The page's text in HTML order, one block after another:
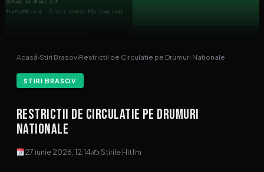
Acasă›Stiri Brasov›Restrictii de Circulatie pe Drumuri Nationale
STIRI BRASOV
Restrictii de Circulatie pe Drumuri
Nationale
27 iunie 2026, 12:14✍ Stirile Hitfm